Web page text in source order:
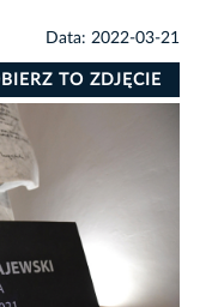
Data: 2022-03-21
TO ZDJĘCIE